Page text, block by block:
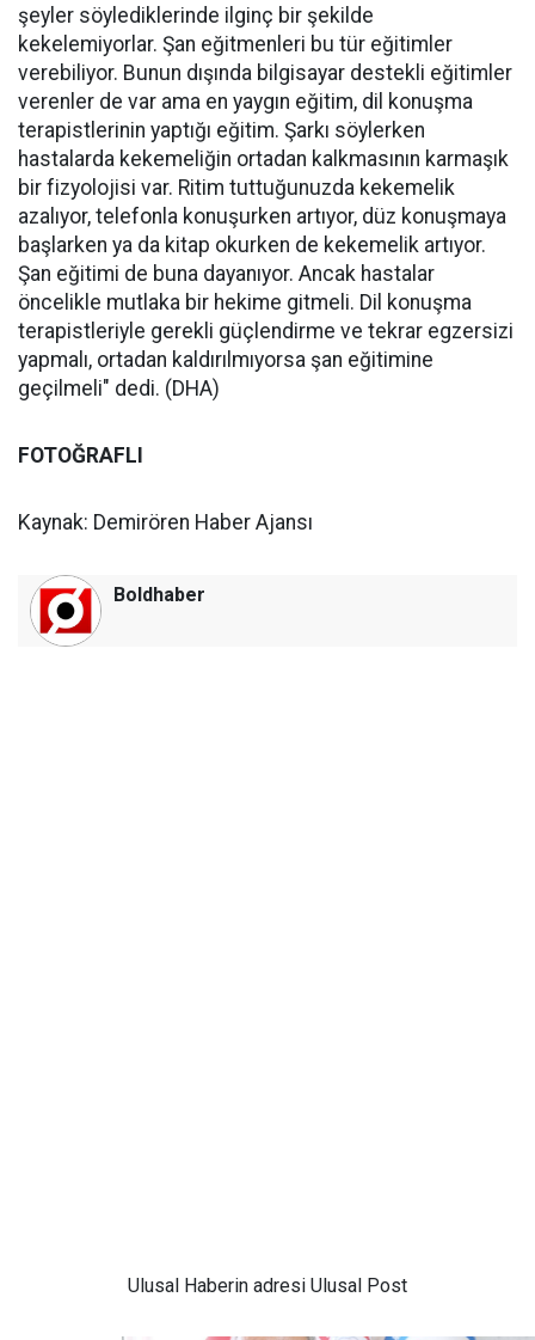
şeyler söylediklerinde ilginç bir şekilde
kekelemiyorlar. Şan eğitmenleri bu tür eğitimler
verebiliyor. Bunun dışında bilgisayar destekli eğitimler
verenler de var ama en yaygın eğitim, dil konuşma
terapistlerinin yaptığı eğitim. Şarkı söylerken
hastalarda kekemeliğin ortadan kalkmasının karmaşık
bir fizyolojisi var. Ritim tuttuğunuzda kekemelik
azalıyor, telefonla konuşurken artıyor, düz konuşmaya
başlarken ya da kitap okurken de kekemelik artıyor.
Şan eğitimi de buna dayanıyor. Ancak hastalar
öncelikle mutlaka bir hekime gitmeli. Dil konuşma
terapistleriyle gerekli güçlendirme ve tekrar egzersizi
yapmalı, ortadan kaldırılmıyorsa şan eğitimine
geçilmeli" dedi. (DHA)
FOTOĞRAFLI
Kaynak: Demirören Haber Ajansı
Boldhaber
Ulusal Haberin adresi Ulusal Post